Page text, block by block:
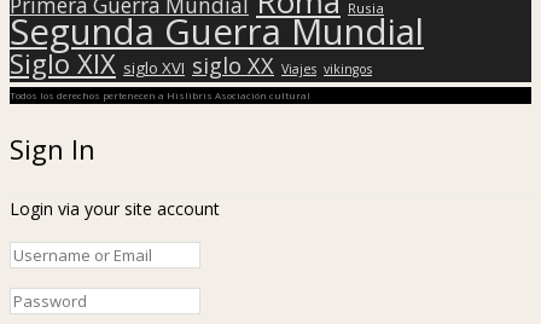
Primera Guerra Mundial Rusia
Segunda Guerra Mundial
Siglo XIX siglo XVI siglo XX Viajes vikingos
Todos los derechos pertenecen a Hislibris Asociación cultural
Sign In
Login via your site account